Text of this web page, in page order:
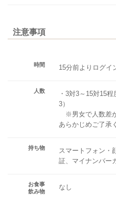
注意事項
時間 15分前よりログイ
人数
・3対3～15対15
3）
※男女で人数差
あらかじめご了承
持ち物
スマートフォン・
証、マイナンバー
お食事
飲み物
なし